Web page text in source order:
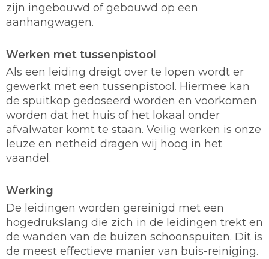
zijn ingebouwd of gebouwd op een
aanhangwagen.
Werken met tussenpistool
Als een leiding dreigt over te lopen wordt er
gewerkt met een tussenpistool. Hiermee kan
de spuitkop gedoseerd worden en voorkomen
worden dat het huis of het lokaal onder
afvalwater komt te staan. Veilig werken is onze
leuze en netheid dragen wij hoog in het
vaandel.
Werking
De leidingen worden gereinigd met een
hogedrukslang die zich in de leidingen trekt en
de wanden van de buizen schoonspuiten. Dit is
de meest effectieve manier van buis-reiniging.